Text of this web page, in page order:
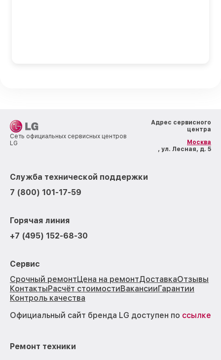
Сеть официальных сервисных центров
LG
Адрес сервисного
центра
Москва
, ул. Лесная, д. 5
Служба технической поддержки
7 (800) 101-17-59
Горячая линия
+7 (495) 152-68-30
Сервис
Срочный ремонтЦена на ремонтДоставкаОтзывы
КонтактыРасчёт стоимостиВакансииГарантии
Контроль качества
Официальный сайт бренда LG доступен по ссылке
Ремонт техники